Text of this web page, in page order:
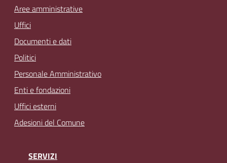
Aree amministrative
Uffici
Documenti e dati
Politici
Personale Amministrativo
Enti e fondazioni
Uffici esterni
Adesioni del Comune
SERVIZI